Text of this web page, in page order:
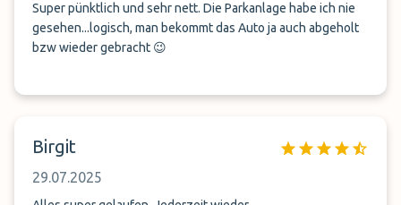
Super pünktlich und sehr nett. Die Parkanlage habe ich nie
gesehen...logisch, man bekommt das Auto ja auch abgeholt
bzw wieder gebracht 😉
Birgit
29.07.2025